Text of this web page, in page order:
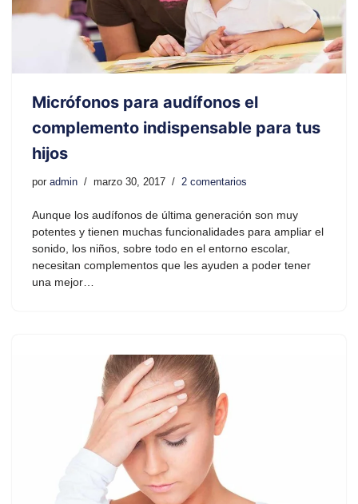
Micrófonos para audífonos el
complemento indispensable para tus
hijos
por admin marzo 30, 2017 2 comentarios
Aunque los audífonos de última generación son muy
potentes y tienen muchas funcionalidades para ampliar el
sonido, los niños, sobre todo en el entorno escolar,
necesitan complementos que les ayuden a poder tener
una mejor…